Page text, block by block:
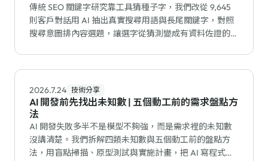
傳統 SEO 關鍵字研究靠工具猜種子字，我們改從 9,645
則客戶對話用 AI 抽出真實搜尋用語與長尾關鍵字，對照
搜尋意圖排內容選題，讓選字從猜測變成有資料佐證的流
2026.7.24 技術分享
AI 開發前先找出未知數 | 五個動工前的需求盤點方
法
AI 開發失敗多半不是模型不夠強，而是需求裡的未知數
沒講清楚。我們拆解四類未知數與五個動工前的盤點方
法，用盲點掃描、原型測試與實施計畫，把 AI 寫程式的